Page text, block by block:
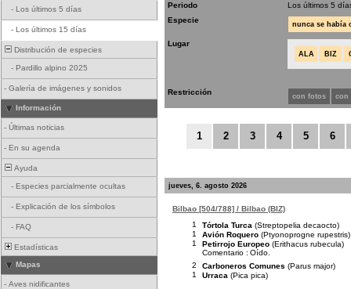
- Los últimos 5 días
- Los últimos 15 días
Distribución de especies
- Pardillo alpino 2025
- Galería de imágenes y sonidos
Información
- Últimas noticias
- En su agenda
Ayuda
- Especies parcialmente ocultas
- Explicación de los símbolos
- FAQ
Estadísticas
Mapas
- Aves nidificantes
Periodo
Los últimos 5
Especie
nunca se había
Lugar
ALA BIZ
Restricción con fotos con
1 2 3 4 5 6
jueves, 6. agosto 2026
Bilbao [504/788] / Bilbao (BIZ)
1
Tórtola Turca (Streptopelia decaocto)
1
Avión Roquero (Ptyonoprogne rupestris)
1
Petirrojo Europeo (Erithacus rubecula)
Comentario : Oído.
2
Carboneros Comunes (Parus major)
1
Urraca (Pica pica)